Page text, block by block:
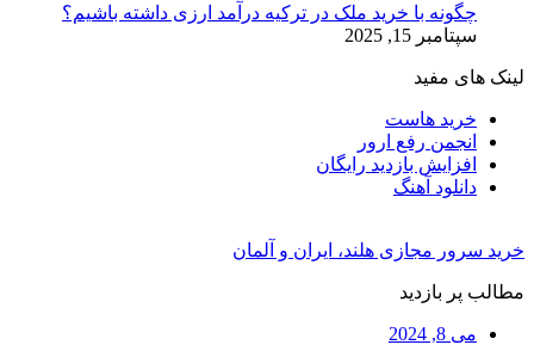
چگونه با خرید ملک در ترکیه درآمد ارزی داشته باشیم؟
سپتامبر 15, 2025
لینک های مفید
خرید هاست
انجمن رفع ارور
افزایش بازدید رایگان
دانلود آهنگ
خرید سرور مجازی هلند، ایران و آلمان
مطالب پر بازدید
می 8, 2024